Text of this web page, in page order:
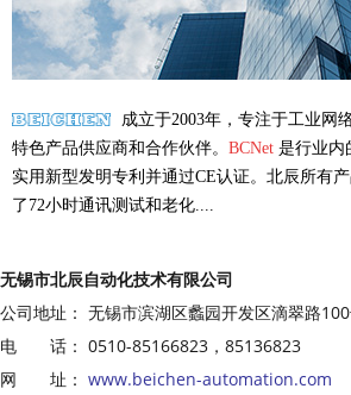
成立于2003年，专注于工业网
特色产品供应商和合作伙伴。 BCNet 是行业内
实用新型发明专利并通过CE认证。北辰所有
了72小时通讯测试和老化....
无锡市北辰自动化技术有限公司
公司地址： 无锡市滨湖区蠡园开发区滴翠路
电 话： 0510-85166823，85136823
网 址： www.beichen-automation.com